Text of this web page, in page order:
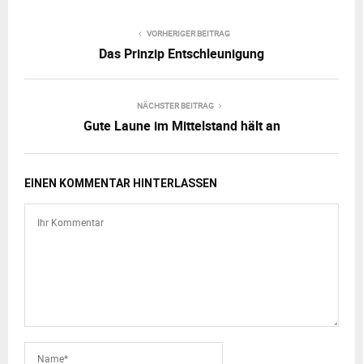
VORHERIGER BEITRAG
Das Prinzip Entschleunigung
NÄCHSTER BEITRAG
Gute Laune im Mittelstand hält an
EINEN KOMMENTAR HINTERLASSEN